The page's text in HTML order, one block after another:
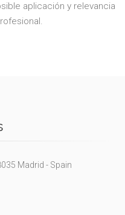
aplicación y relevancia
Madrid - Spain